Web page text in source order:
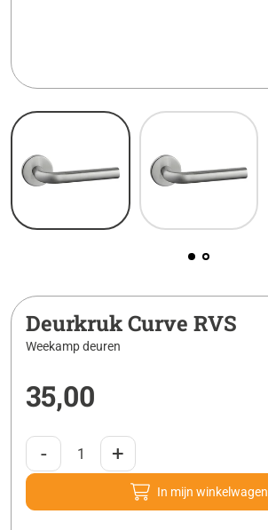
Deurkruk Curve RVS
Weekamp deuren
35,00
- +
In mijn winkelwagen